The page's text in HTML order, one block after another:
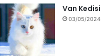
Van Kedisi
03/05/2024